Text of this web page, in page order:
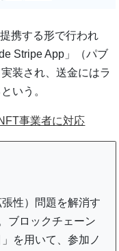
携する形で行われ
Stripe App」（パブ
装され、送金にはラ
いう。
事業者に対応
性）問題を解消す
ブロックチェーン
を用いて、参加ノ